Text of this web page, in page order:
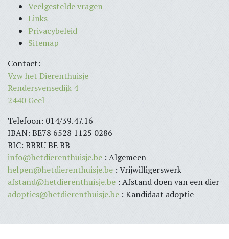
Veelgestelde vragen
Links
Privacybeleid
Sitemap
Contact:
Vzw het Dierenthuisje
Rendersvensedijk 4
2440 Geel
Telefoon: 014/39.47.16
IBAN: BE78 6528 1125 0286
BIC: BBRU BE BB
info@hetdierenthuisje.be : Algemeen
helpen@hetdierenthuisje.be : Vrijwilligerswerk
afstand@hetdierenthuisje.be : Afstand doen van een dier
adopties@hetdierenthuisje.be : Kandidaat adoptie